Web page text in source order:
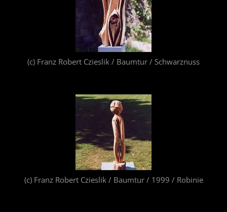
(c) Franz Robert Czieslik / Baumtur / Schwarznuss
(c) Franz Robert Czieslik / Baumtur / 1999 / Robinie